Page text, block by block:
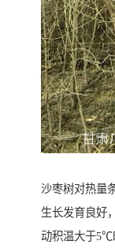
沙枣树对热量
生长发育良好
动积温大于5℃